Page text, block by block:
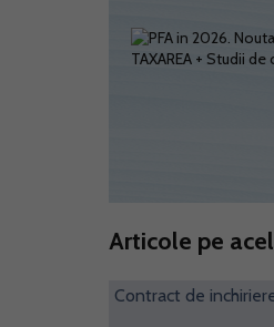
Articole pe
Contract de